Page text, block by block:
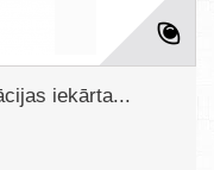
iekārta...